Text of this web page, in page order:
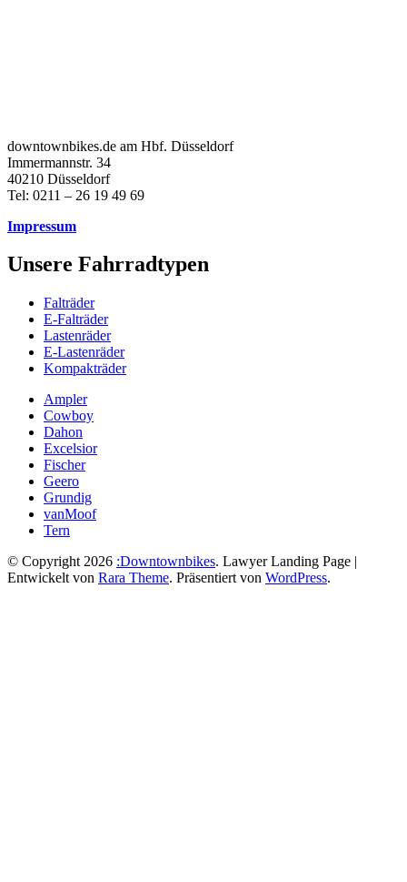
downtownbikes.de am Hbf. Düsseldorf
Immermannstr. 34
40210 Düsseldorf
Tel: 0211 – 26 19 49 69
Impressum
Unsere Fahrradtypen
Falträder
E-Falträder
Lastenräder
E-Lastenräder
Kompakträder
Ampler
Cowboy
Dahon
Excelsior
Fischer
Geero
Grundig
vanMoof
Tern
© Copyright 2026 :Downtownbikes. Lawyer Landing Page |
Entwickelt von Rara Theme. Präsentiert von WordPress.